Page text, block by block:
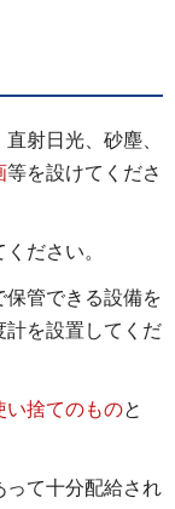
射日光、砂塵、
等を設けてくださ
ださい。
管できる設備を
計を設置してくだ
い捨てのものと
って十分配給され